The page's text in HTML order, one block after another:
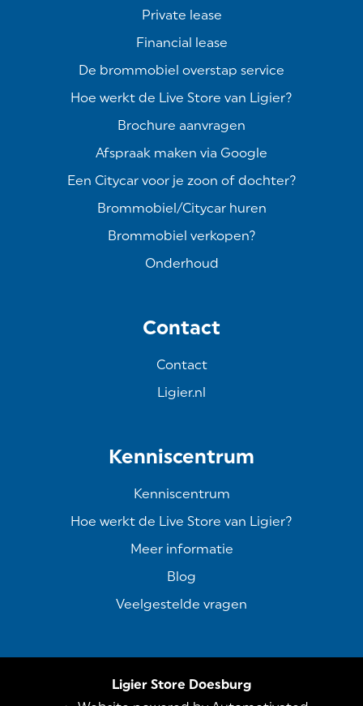
Private lease
Financial lease
De brommobiel overstap service
Hoe werkt de Live Store van Ligier?
Brochure aanvragen
Afspraak maken via Google
Een Citycar voor je zoon of dochter?
Brommobiel/Citycar huren
Brommobiel verkopen?
Onderhoud
Contact
Contact
Ligier.nl
Kenniscentrum
Kenniscentrum
Hoe werkt de Live Store van Ligier?
Meer informatie
Blog
Veelgestelde vragen
Ligier Store Doesburg